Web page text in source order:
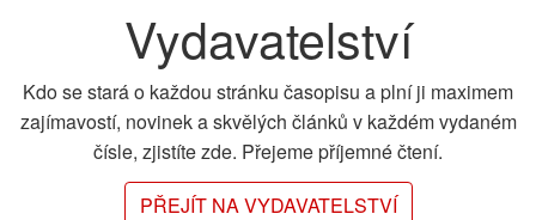
Vydavatelství
Kdo se stará o každou stránku časopisu a plní ji maximem
zajímavostí, novinek a skvělých článků v každém vydaném
čísle, zjistíte zde. Přejeme příjemné čtení.
PŘEJÍT NA VYDAVATELSTVÍ